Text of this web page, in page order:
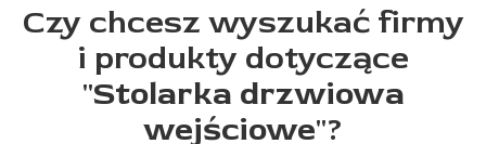
Czy chcesz wyszukać firmy
i produkty dotyczące
"Stolarka drzwiowa
wejściowe"?